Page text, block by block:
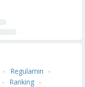
Regulamin
Ranking